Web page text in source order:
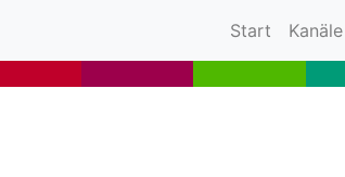
Start (current)
Kanäle